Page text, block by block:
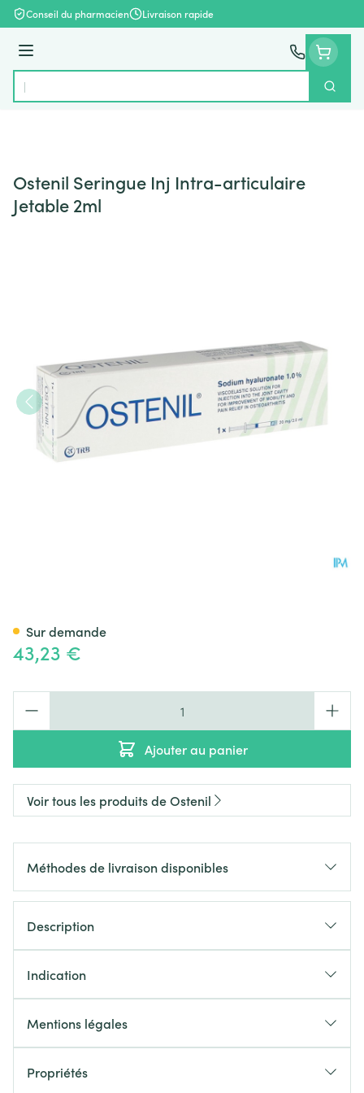
Aller au contenu
Conseil du pharmacien Livraison rapide
Menu
Rechercher
Ostenil Seringue Inj Intra-articulaire
Jetable 2ml
43,23 €
Ajouter au panier
Sur demande
Voir tous les produits de Ostenil
Méthodes de livraison disponibles
Description
Indication
Mentions légales
Propriétés